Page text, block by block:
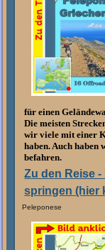
für einen
Die meisten
wir viele mit einer
haben. Auch
befahren.
Zu den Reise
springen (hier
Peleponese